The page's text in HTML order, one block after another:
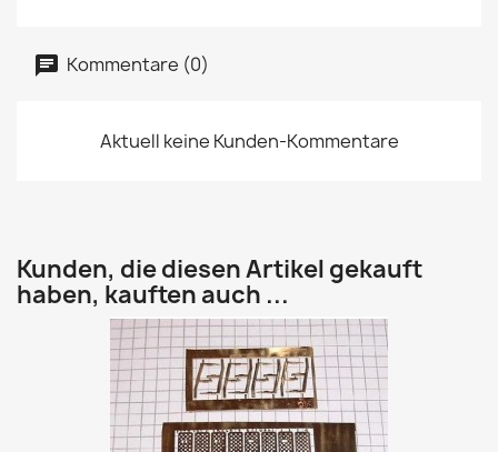
Kommentare (0)
Aktuell keine Kunden-Kommentare
Kunden, die diesen Artikel gekauft
haben, kauften auch ...